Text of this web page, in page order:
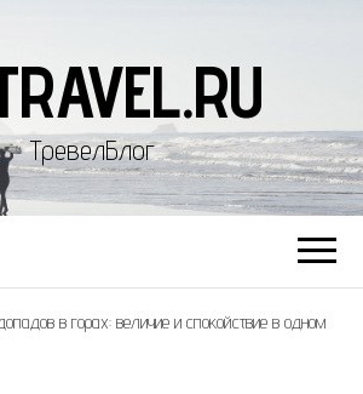
ТревелБлог
в горах: величие и спокойствие в одном